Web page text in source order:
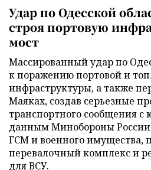
Удар по Одесской
строя портовую
мост
Массированный удар по
к поражению портовой и
инфраструктуры, а также
Маяках, создав серьезные
транспортного сообщения с
данным Минобороны
ГСМ и военного имущества,
перевалочный комплекс и
для ВСУ.